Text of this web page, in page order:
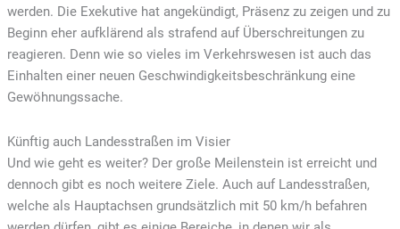
werden. Die Exekutive hat angekündigt, Präsenz zu zeigen und zu
Beginn eher aufklärend als strafend auf Überschreitungen zu
reagieren. Denn wie so vieles im Verkehrswesen ist auch das
Einhalten einer neuen Geschwindigkeitsbeschränkung eine
Gewöhnungssache.
Künftig auch Landesstraßen im Visier
Und wie geht es weiter? Der große Meilenstein ist erreicht und
dennoch gibt es noch weitere Ziele. Auch auf Landesstraßen,
welche als Hauptachsen grundsätzlich mit 50 km/h befahren